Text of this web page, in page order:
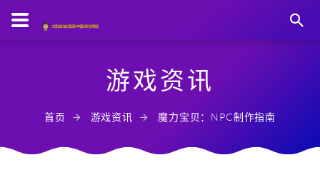
游戏资讯
首页 游戏资讯 魔力宝贝：NPC制作指南